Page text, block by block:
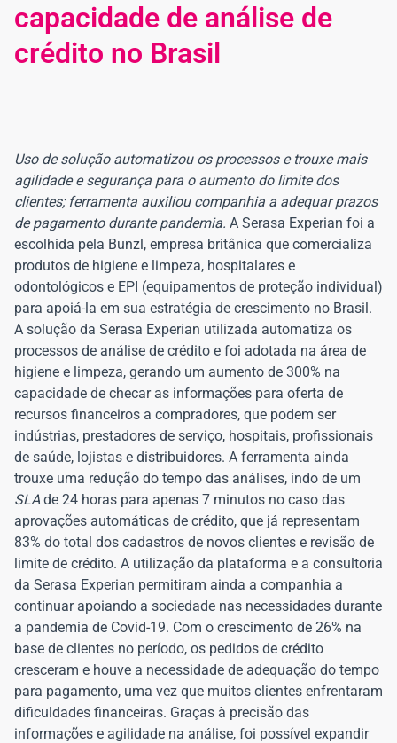
capacidade de análise de
crédito no Brasil
Uso de solução automatizou os processos e trouxe mais
agilidade e segurança para o aumento do limite dos
clientes; ferramenta auxiliou companhia a adequar prazos
de pagamento durante pandemia. A Serasa Experian foi a
escolhida pela Bunzl, empresa britânica que comercializa
produtos de higiene e limpeza, hospitalares e
odontológicos e EPI (equipamentos de proteção individual)
para apoiá-la em sua estratégia de crescimento no Brasil.
A solução da Serasa Experian utilizada automatiza os
processos de análise de crédito e foi adotada na área de
higiene e limpeza, gerando um aumento de 300% na
capacidade de checar as informações para oferta de
recursos financeiros a compradores, que podem ser
indústrias, prestadores de serviço, hospitais, profissionais
de saúde, lojistas e distribuidores. A ferramenta ainda
trouxe uma redução do tempo das análises, indo de um
SLAde 24 horas para apenas 7 minutos no caso das
aprovações automáticas de crédito, que já representam
83% do total dos cadastros de novos clientes e revisão de
limite de crédito. A utilização da plataforma e a consultoria
da Serasa Experian permitiram ainda a companhia a
continuar apoiando a sociedade nas necessidades durante
a pandemia de Covid-19. Com o crescimento de 26% na
base de clientes no período, os pedidos de crédito
cresceram e houve a necessidade de adequação do tempo
para pagamento, uma vez que muitos clientes enfrentaram
dificuldades financeiras. Graças à precisão das
informações e agilidade na análise, foi possível expandir